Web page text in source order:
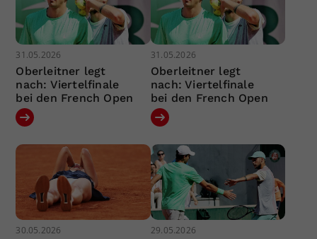
31.05.2026
Oberleitner legt
nach: Viertelfinale
bei den French Open
31.05.2026
Oberleitner legt
nach: Viertelfinale
bei den French Open
30.05.2026 29.05.2026